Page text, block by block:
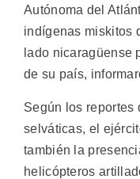
Autónoma del
indígenas miskitos
lado nicaragüense
de su país,
Según los reportes
selváticas, el
también la
helicópteros